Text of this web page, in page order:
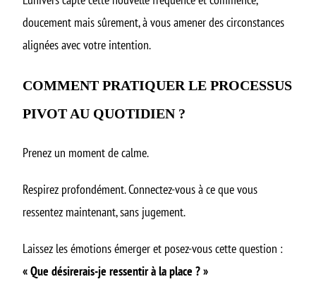
doucement mais sûrement, à vous amener des circonstances
alignées avec votre intention.
COMMENT PRATIQUER LE PROCESSUS
PIVOT AU QUOTIDIEN ?
Prenez un moment de calme.
Respirez profondément. Connectez-vous à ce que vous
ressentez maintenant, sans jugement.
Laissez les émotions émerger et posez-vous cette question :
« Que désirerais-je ressentir à la place ? »